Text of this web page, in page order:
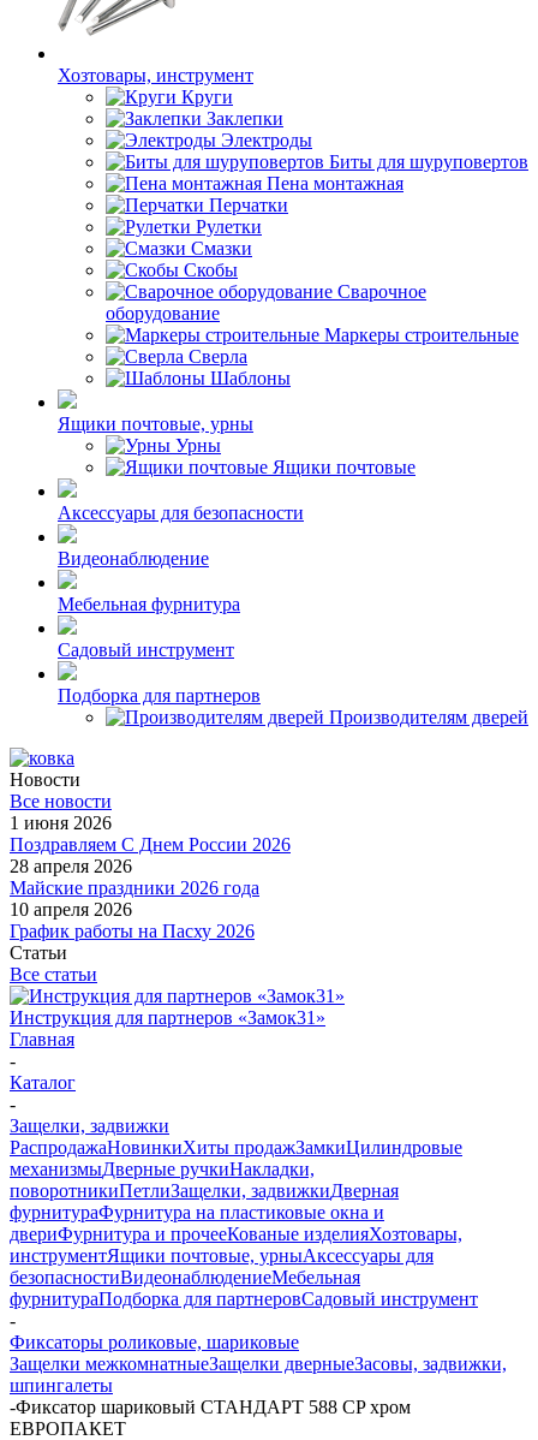
Хозтовары, инструмент
Круги
Заклепки
Электроды
Биты для шуруповертов
Пена монтажная
Перчатки
Рулетки
Смазки
Скобы
Сварочное
оборудование
Маркеры строительные
Сверла
Шаблоны
Ящики почтовые, урны
Урны
Ящики почтовые
Аксессуары для безопасности
Видеонаблюдение
Мебельная фурнитура
Садовый инструмент
Подборка для партнеров
Производителям дверей
Новости
Все новости
1 июня 2026
Поздравляем С Днем России 2026
28 апреля 2026
Майские праздники 2026 года
10 апреля 2026
График работы на Пасху 2026
Статьи
Все статьи
Инструкция для партнеров «Замок31»
Главная
-
Каталог
-
Защелки, задвижки
РаспродажаНовинкиХиты продажЗамкиЦилиндровые
механизмыДверные ручкиНакладки,
поворотникиПетлиЗащелки, задвижкиДверная
фурнитураФурнитура на пластиковые окна и
двериФурнитура и прочееКованые изделияХозтовары,
инструментЯщики почтовые, урныАксессуары для
безопасностиВидеонаблюдениеМебельная
фурнитураПодборка для партнеровСадовый инструмент
-
Фиксаторы роликовые, шариковые
Защелки межкомнатныеЗащелки дверныеЗасовы, задвижки,
шпингалеты
-Фиксатор шариковый СТАНДАРТ 588 CP хром
ЕВРОПАКЕТ